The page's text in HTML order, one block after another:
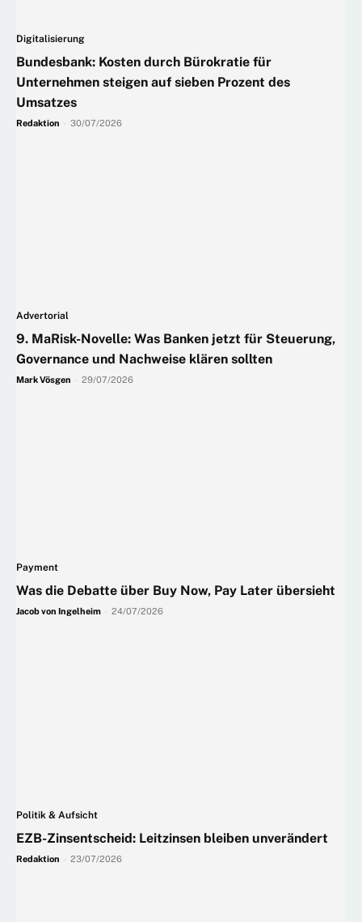
Digitalisierung
Bundesbank: Kosten durch Bürokratie für
Unternehmen steigen auf sieben Prozent des
Umsatzes
Redaktion 30/07/2026
Advertorial
9. MaRisk-Novelle: Was Banken jetzt für Steuerung,
Governance und Nachweise klären sollten
Mark Vösgen 29/07/2026
Payment
Was die Debatte über Buy Now, Pay Later übersieht
Jacob von Ingelheim 24/07/2026
Politik & Aufsicht
EZB-Zinsentscheid: Leitzinsen bleiben unverändert
Redaktion 23/07/2026